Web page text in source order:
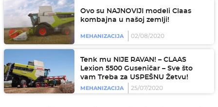
Ovo su NAJNOVIJI modeli Claas
kombajna u našoj zemlji!
MEHANIZACIJA 02/08/2020
Tenk mu NIJE RAVAN! – CLAAS
Lexion 5500 Guseničar – Sve što
vam Treba za USPEŠNU Žetvu!
MEHANIZACIJA
25/07/2020